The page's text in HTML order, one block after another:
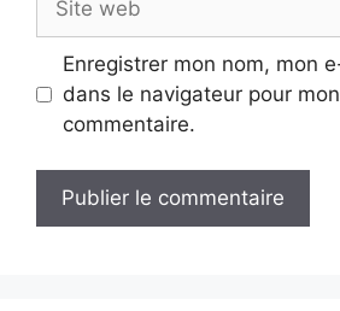
web
Enregistrer mon nom, mon
dans le navigateur pour
commentaire.